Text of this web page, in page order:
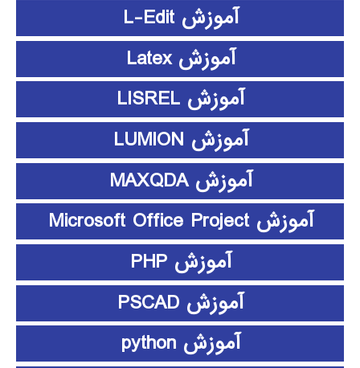
آموزش L-Edit
آموزش Latex
آموزش LISREL
آموزش LUMION
آموزش MAXQDA
آموزش Microsoft Office Project
آموزش PHP
آموزش PSCAD
آموزش python